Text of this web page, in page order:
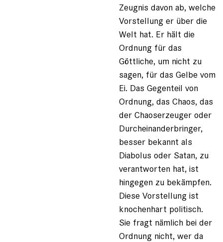
Zeugnis davon ab, welche
Vorstellung er über die
Welt hat. Er hält die
Ordnung für das
Göttliche, um nicht zu
sagen, für das Gelbe vom
Ei. Das Gegenteil von
Ordnung, das Chaos, das
der Chaoserzeuger oder
Durcheinanderbringer,
besser bekannt als
Diabolus oder Satan, zu
verantworten hat, ist
hingegen zu bekämpfen.
Diese Vorstellung ist
knochenhart politisch.
Sie fragt nämlich bei der
Ordnung nicht, wer da